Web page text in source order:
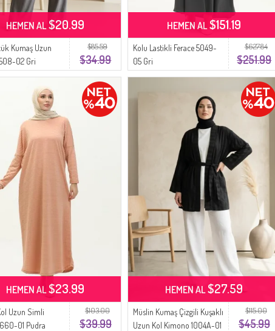
$85.59
$34.99
Kumaş Uzun
02 Gri
HEMEN AL$20.99
$627.84
$251.99
Kolu Lastikli Ferace 5049-
05 Gri
HEMEN AL$151.19
$103.00
$39.99
Uzun Simli
01 Pudra
HEMEN AL$23.99
$115.00
$45.99
Müslin Kumaş Çizgili Kuşaklı
Uzun Kol Kimono 1004A-01
HEMEN AL$27.59